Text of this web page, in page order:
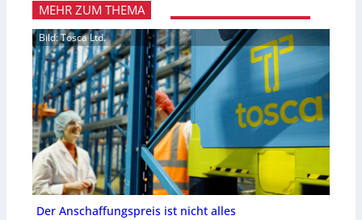
MEHR ZUM THEMA
Bild: Tosca Ltd.
Der Anschaffungspreis ist nicht alles